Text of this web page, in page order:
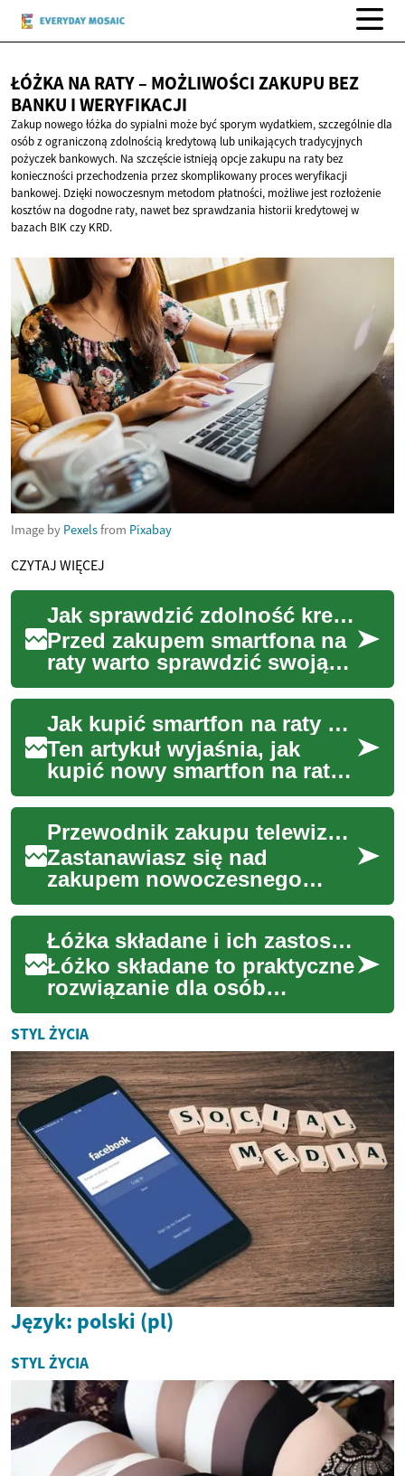
ŁÓŻKA NA RATY – MOŻLIWOŚCI ZAKUPU BEZ
BANKU I WERYFIKACJI
Zakup nowego łóżka do sypialni może być sporym wydatkiem, szczególnie dla
osób z ograniczoną zdolnością kredytową lub unikających tradycyjnych
pożyczek bankowych. Na szczęście istnieją opcje zakupu na raty bez
konieczności przechodzenia przez skomplikowany proces weryfikacji
bankowej. Dzięki nowoczesnym metodom płatności, możliwe jest rozłożenie
kosztów na dogodne raty, nawet bez sprawdzania historii kredytowej w
bazach BIK czy KRD.
Image by Pexelsfrom Pixabay
CZYTAJ WIĘCEJ
Jak sprawdzić zdolność kredytową przed zakupem telefonu na raty
Przed zakupem smartfona na
raty warto sprawdzić swoją
zdolność kredytową i realnie
oszacować miesięczne
obciążenie. T...
Jak kupić smartfon na raty bez początkowej wpłaty
Ten artykuł wyjaśnia, jak
kupić nowy smartfon na raty
bez konieczności wpłaty
początkowej. Omówię
mechanizmy ratalne,...
Przewodnik zakupu telewizora z dostępem do sieci
Zastanawiasz się nad
zakupem nowoczesnego
telewizora? Nasz
kompleksowy przewodnik
pomoże Ci zrozumieć
kluczowe funkcj...
Łóżka składane i ich zastosowanie w małych mieszkaniach
Łóżko składane to praktyczne
rozwiązanie dla osób
mieszkających w niewielkich
przestrzeniach, gdzie każdy
metr ma zna...
STYL ŻYCIA
Język: polski (pl)
STYL ŻYCIA